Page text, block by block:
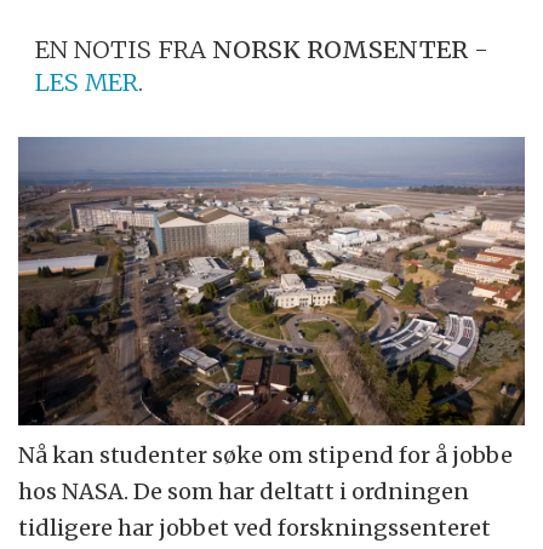
EN NOTIS FRA NORSK ROMSENTER -
LES MER.
Nå kan studenter søke om stipend for å jobbe
hos NASA. De som har deltatt i ordningen
tidligere har jobbet ved forskningssenteret